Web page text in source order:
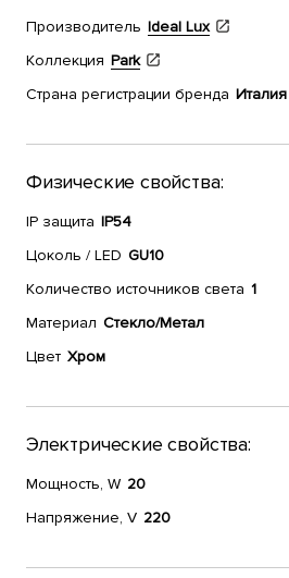
Производитель Ideal Lux
Коллекция Park
Страна регистрации бренда Италия
Физические свойства:
IP защита IP54
Цоколь / LED GU10
Количество источников света 1
Материал Стекло/Метал
Цвет Хром
Электрические свойства:
Мощность, W 20
Напряжение, V 220